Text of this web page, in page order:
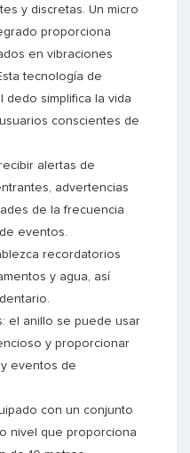
y discretas. Un micro
proporciona
en vibraciones
tecnología de
simplifica la vida
conscientes de
alertas de
advertencias
de la frecuencia
eventos.
recordatorios
y agua, así
el anillo se puede usar
y proporcionar
eventos de
con un conjunto
nivel que proporciona